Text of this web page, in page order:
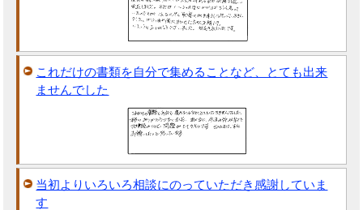
これだけの書類を自分で集めることなど、とても出来
ませんでした
当初よりいろいろ相談にのっていただき感謝していま
す